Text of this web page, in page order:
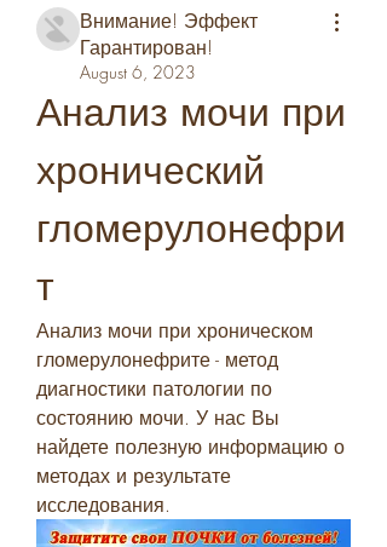
Внимание! Эффект
Гарантирован!
August 6, 2023
Анализ мочи при
хронический
гломерулонефри
т
Анализ мочи при хроническом
гломерулонефрите - метод
диагностики патологии по
состоянию мочи. У нас Вы
найдете полезную информацию о
методах и результате
исследования.